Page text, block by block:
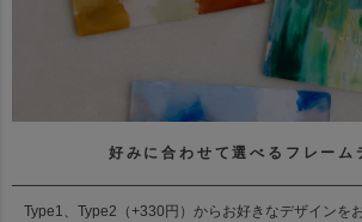
好みに合わせて選べるフレーム
Type1、Type2（+330円）からお好きなデザインを